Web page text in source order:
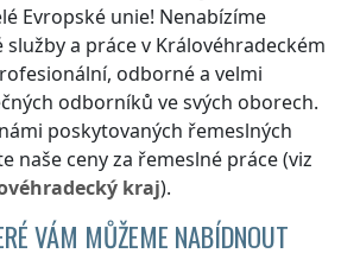
Evropské unie! Nenabízíme
služby a prácev Královéhradeckém
odborné a velmi
odborníků ve svých oborech.
námi poskytovaných řemeslných
naše ceny za řemeslné práce (viz
kraj).
VÁM MŮŽEME NABÍDNOUT